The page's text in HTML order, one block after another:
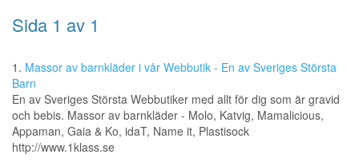
Sida 1 av 1
1. Massor av barnkläder i vår Webbutik - En av Sveriges Största
Barn
En av Sveriges Största Webbutiker med allt för dig som är gravid
och bebis. Massor av barnkläder - Molo, Katvig, Mamalicious,
Appaman, Gaia & Ko, idaT, Name it, Plastisock
http://www.1klass.se